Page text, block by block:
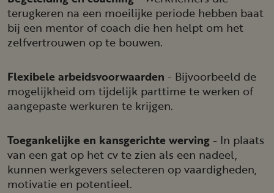
terugkeren na een moeilijke periode hebben baat
bij een mentor of coach die hen helpt om het
zelfvertrouwen op te bouwen.
Flexibele arbeidsvoorwaarden - Bijvoorbeeld de
mogelijkheid om tijdelijk parttime te werken of
aangepaste werkuren te krijgen.
Toegankelijke en kansgerichte werving - In plaats
van een gat op het cv te zien als een nadeel,
kunnen werkgevers selecteren op vaardigheden,
motivatie en potentieel.